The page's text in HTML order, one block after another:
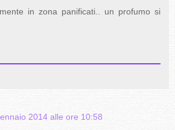
in zona panificati.. un profumo si
2014 alle ore 10:58